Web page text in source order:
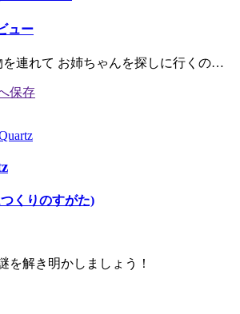
ュー
を連れて お姉ちゃんを探しに行くの…
くりのすがた)
を解き明かしましょう！